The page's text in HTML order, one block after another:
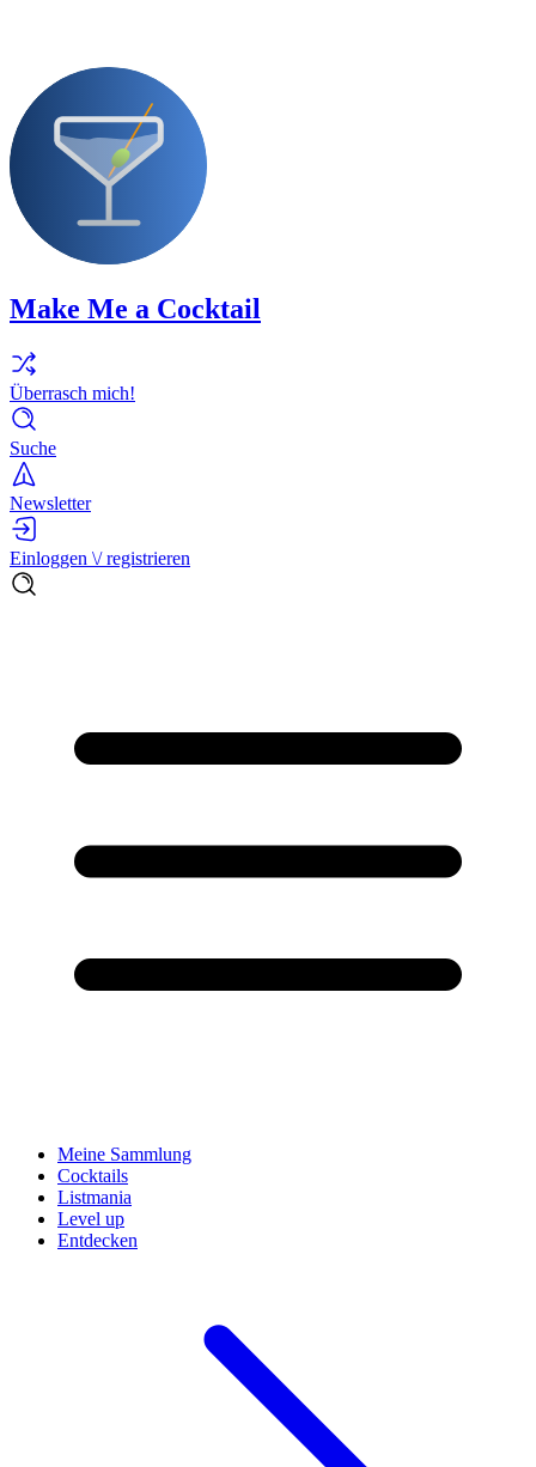
Make Me a Cocktail
Überrasch mich!
Suche
Newsletter
Einloggen \/ registrieren
Meine Sammlung
Cocktails
Listmania
Level up
Entdecken